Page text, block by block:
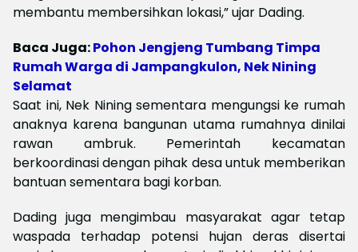
membantu membersihkan lokasi,” ujar Dading.
Baca Juga:Pohon Jengjeng Tumbang Timpa
Rumah Warga di Jampangkulon, Nek Nining
Selamat
Saat ini, Nek Nining sementara mengungsi ke rumah
anaknya karena bangunan utama rumahnya dinilai
rawan ambruk. Pemerintah kecamatan
berkoordinasi dengan pihak desa untuk memberikan
bantuan sementara bagi korban.
Dading juga mengimbau masyarakat agar tetap
waspada terhadap potensi hujan deras disertai